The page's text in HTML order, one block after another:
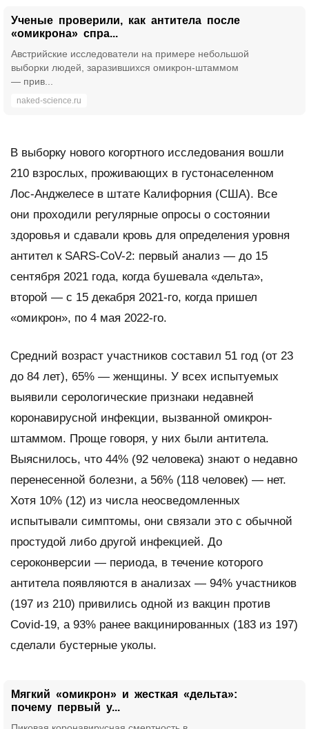
Ученые проверили, как антитела после
«омикрона» спра...
Австрийские исследователи на примере небольшой
выборки людей, заразившихся омикрон-штаммом
— прив...
naked-science.ru
В выборку нового когортного исследования вошли
210 взрослых, проживающих в густонаселенном
Лос-Анджелесе в штате Калифорния (США). Все
они проходили регулярные опросы о состоянии
здоровья и сдавали кровь для определения уровня
антител к SARS-CoV-2: первый анализ — до 15
сентября 2021 года, когда бушевала «дельта»,
второй — с 15 декабря 2021-го, когда пришел
«омикрон», по 4 мая 2022-го.
Средний возраст участников составил 51 год (от 23
до 84 лет), 65% — женщины. У всех испытуемых
выявили серологические признаки недавней
коронавирусной инфекции, вызванной омикрон-
штаммом. Проще говоря, у них были антитела.
Выяснилось, что 44% (92 человека) знают о недавно
перенесенной болезни, а 56% (118 человек) — нет.
Хотя 10% (12) из числа неосведомленных
испытывали симптомы, они связали это с обычной
простудой либо другой инфекцией. До
сероконверсии — периода, в течение которого
антитела появляются в анализах — 94% участников
(197 из 210) привились одной из вакцин против
Covid-19, а 93% ранее вакцинированных (183 из 197)
сделали бустерные уколы.
Мягкий «омикрон» и жесткая «дельта»:
почему первый у...